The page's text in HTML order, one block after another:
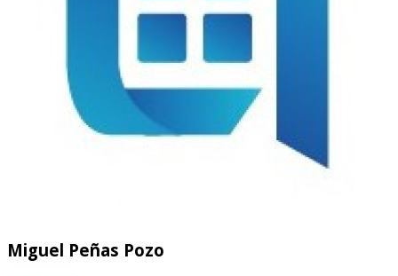
Miguel Peñas Pozo